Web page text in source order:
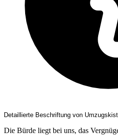
Detaillierte Beschriftung von
Die Bürde liegt bei uns, das